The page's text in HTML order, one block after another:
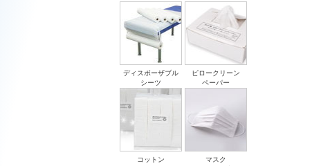
ディスポーザブル
シーツ
ピロークリーン
ペーパー
コットン
マスク